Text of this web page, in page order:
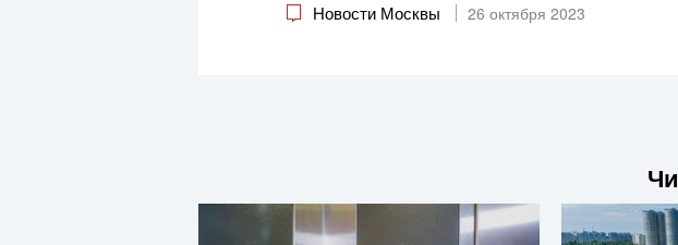
Новости Москвы 26 октября 2023